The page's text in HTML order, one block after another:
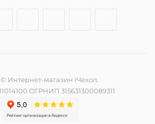
Интернет-магазин iЧехол.
ОГРНИП 315631300089311